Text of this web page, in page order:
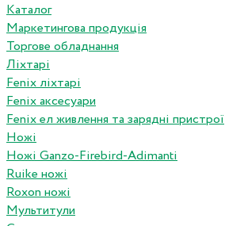
Каталог
Маркетингова продукція
Торгове обладнання
Ліхтарі
Fenix ліхтарі
Fenix аксесуари
Fenix ел живлення та зарядні пристрої
Ножі
Ножі Ganzo-Firebird-Adimanti
Ruike ножі
Roxon ножi
Мультитули